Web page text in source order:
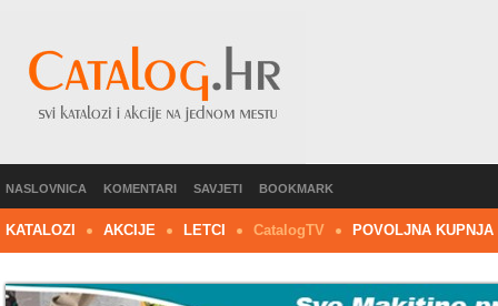
NASLOVNICA KOMENTARI SAVJETI BOOKMARK
KATALOZI AKCIJE LETCI CatalogTV POVOLJNA KUPNJA